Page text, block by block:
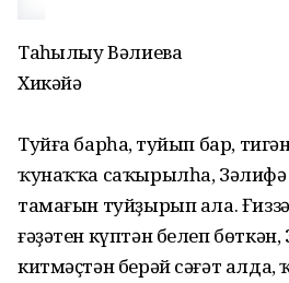
Таңһылыу Вәлиева
Хикәйә
Туйға барһаң, туйып бар,
ҡунаҡҡа саҡырылһа, Зәлифә
тамағын туйҙырып ала.
ғәҙәтен күптән белеп
китмәҫтән берәй сәғәт